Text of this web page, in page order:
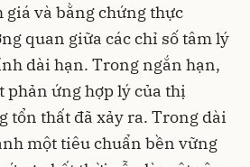
và bằng chứng thực
quan giữa các chỉ số tâm lý
dài hạn. Trong ngắn hạn,
phản ứng hợp lý của thị
tổn thất đã xảy ra. Trong dài
một tiêu chuẩn bền vững